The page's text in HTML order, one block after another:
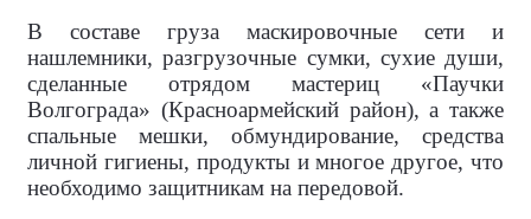
В составе груза маскировочные сети и
нашлемники, разгрузочные сумки, сухие души,
сделанные отрядом мастериц «Паучки
Волгограда» (Красноармейский район), а также
спальные мешки, обмундирование, средства
личной гигиены, продукты и многое другое, что
необходимо защитникам на передовой.